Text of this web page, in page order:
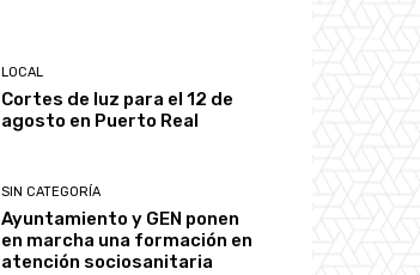
LOCAL
Cortes de luz para el 12 de
agosto en Puerto Real
SIN CATEGORÍA
Ayuntamiento y GEN ponen
en marcha una formación en
atención sociosanitaria